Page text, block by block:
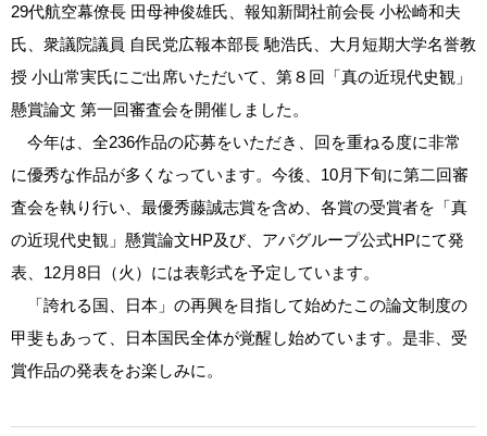
29代航空幕僚長 田母神俊雄氏、報知新聞社前会長 小松崎和夫
氏、衆議院議員 自民党広報本部長 馳浩氏、大月短期大学名誉教
授 小山常実氏にご出席いただいて、第８回「真の近現代史観」
懸賞論文 第一回審査会を開催しました。
今年は、全236作品の応募をいただき、回を重ねる度に非常
に優秀な作品が多くなっています。今後、10月下旬に第二回審
査会を執り行い、最優秀藤誠志賞を含め、各賞の受賞者を「真
の近現代史観」懸賞論文HP及び、アパグループ公式HPにて発
表、12月8日（火）には表彰式を予定しています。
「誇れる国、日本」の再興を目指して始めたこの論文制度の
甲斐もあって、日本国民全体が覚醒し始めています。是非、受
賞作品の発表をお楽しみに。